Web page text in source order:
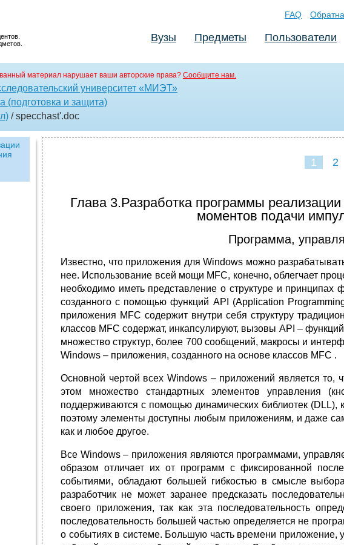
FAQ
Вузы Предметы Пользователи
материал нарушает ваши авторские права? Сообщите нам.
университет «МИЭТ»
(подготовка и защита)
/ specchast'.doc
1 2
Глава 3.Разработка программы
моментов подачи
Программа,
Известно, что приложения для Windows можно
нее. Использование всей мощи MFC, конечно, облегчает
необходимо иметь представление о структуре и
созданного с помощью функций API (Application
приложения MFC содержит внутри себя структуру
классов MFC содержат, инкапсулируют, вызовы API –
множество структур, более 700 сообщений, макросы и
Windows – приложения, созданного на основе классов MFC .
Основной чертой всех Windows – приложений является
этом множество стандартных элементов управления
поддерживаются с помощью динамических библиотек
поэтому элементы доступны любым приложениям, и даже
как и любое другое.
Все Windows – приложения являются программами,
образом отличает их от программ с фиксированной
событиями, обладают большей гибкостью в смысле
разработчик не может заранее предсказать
своего приложения, так как эта последовательность
последовательность большей частью определяется не
о событиях в системе. Большую часть времени приложение,